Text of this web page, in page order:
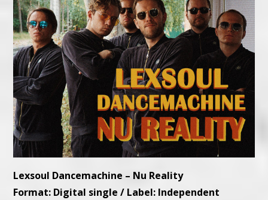
Lexsoul Dancemachine – Nu Reality
Format: Digital single / Label: Independent